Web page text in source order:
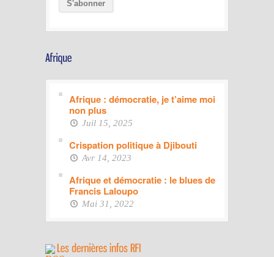
Afrique : démocratie, je t’aime moi
non plus
Juil 15, 2025
Crispation politique à Djibouti
Avr 14, 2023
Afrique et démocratie : le blues de
Francis Laloupo
Mai 31, 2022